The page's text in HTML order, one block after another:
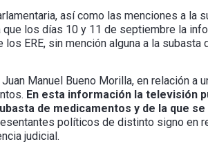
así como las menciones a la
los días 10 y 11 de septiembre la
ERE, sin mención alguna a la subasta
Manuel Bueno Morilla, en relación a
En esta información la televisión
de medicamentos y de la que se
políticos de distinto signo en
judicial.